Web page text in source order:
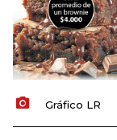
Gráfico LR